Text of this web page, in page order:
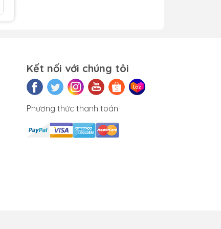
Kết nối với chúng tôi
Phương thức thanh toán